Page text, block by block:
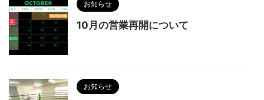
お知らせ
10月の営業再開について
お知らせ